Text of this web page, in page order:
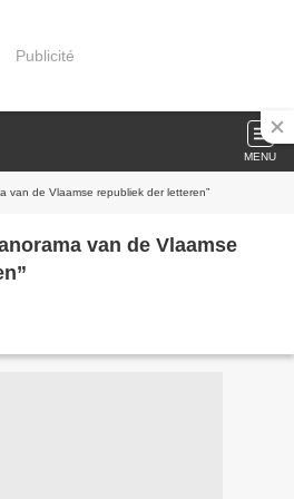
Publicité
MENU
van de Vlaamse republiek der letteren”
van de Vlaamse